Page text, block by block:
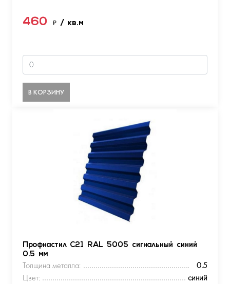
460 ₽ / кв.м
В КОРЗИНУ
Профнастил С21 RAL 5005 сигнальный синий
0.5 мм
Толщина металла:
0.5
Цвет:
синий